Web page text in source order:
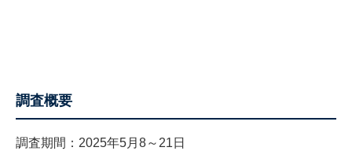
調査概要
調査期間：2025年5月8～21日